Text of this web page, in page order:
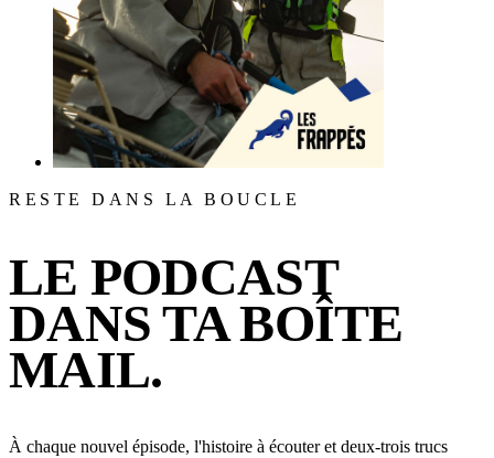
RESTE DANS LA BOUCLE
LE PODCAST
DANS TA BOÎTE
MAIL.
À chaque nouvel épisode, l'histoire à écouter et deux-trois trucs